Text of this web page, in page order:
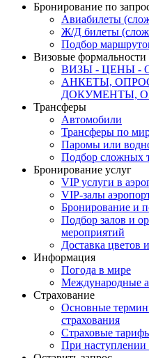
Бронирование по
Авиабилеты
Ж/Д билеты
Подбор
Визовые формальности
ВИЗЫ - ЦЕНЫ -
АНКЕТЫ,
ДОКУМЕНТЫ,
Трансферы
Автомобили
Трансферы по
Паромы или
Подбор сложных
Бронирование услуг
VIP услуги в
VIP-залы
Бронирование и
Подбор залов и
мероприятий
Доставка цветов
Информация
Погода в мире
Международные
Страхование
Основные
страхования
Страховые
При наступлении